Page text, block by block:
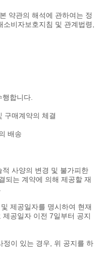
약관의 해석에 관하여는 정
비자보호지침 및 관계법령,
합니다.
구매계약의 체결
배송
사양의 변경 및 불가피한
되는 계약에 의해 제공할 재
제공일자를 명시하여 현재
공일자 이전 7일부터 공지
정이 있는 경우, 위 공지를 하